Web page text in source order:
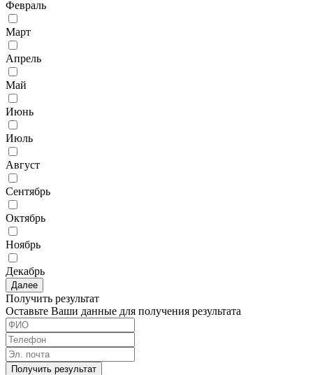
Февраль
Март
Апрель
Май
Июнь
Июль
Август
Сентябрь
Октябрь
Ноябрь
Декабрь
Далее
Получить результат
Оставьте Ваши данные для получения результата
Получить результат